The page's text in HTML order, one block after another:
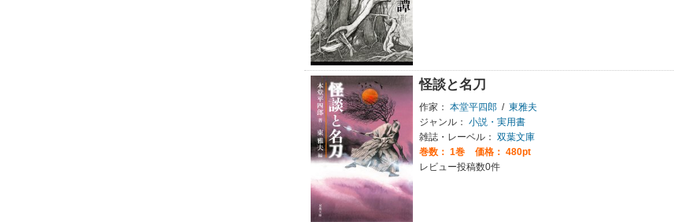
怪談と名刀
作家： 本堂平四郎 / 東雅夫
ジャンル： 小説・実用書
雑誌・レーベル： 双葉文庫
巻数： 1巻
価格： 480pt
レビュー投稿数0件